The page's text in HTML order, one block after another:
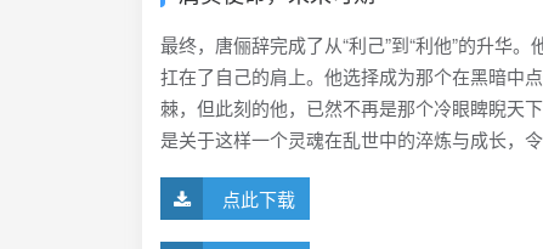
最终，唐俪辞完成了从“利己”到“利他”的升华
扛在了自己的肩上。他选择成为那个在黑暗中
棘，但此刻的他，已然不再是那个冷眼睥睨天
是关于这样一个灵魂在乱世中的淬炼与成长，
点此下载